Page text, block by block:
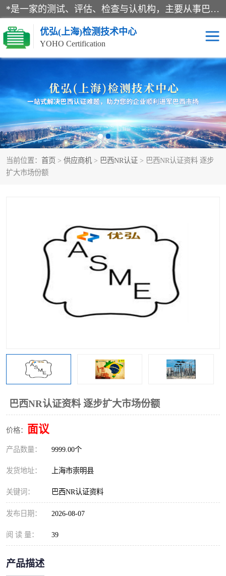
*是一家的测试、评估、检查与认机构，主要从事巴西NR10认证、NR12认证、NR13认证；ANATEL认证、INMTRO认证，欧盟CE认证：MD认证，PED认证，MID认证，ATEX认证，德国蓝色天使认证。
优弘(上海)检测技术中心
YOHO Certification
当前位置： 首页 > 供应商机 > 巴西NR认证 > 巴西NR认证资料 逐步
扩大市场份额
巴西NR认证资料 逐步扩大市场份额
价格： 面议
产品数量： 9999.00个
发货地址： 上海市崇明县
关键词： 巴西NR认证资料
发布日期： 2026-08-07
阅 读 量： 39
产品描述
RECYCLASS认证 NR10认证
NR12认证 NR13认证
ART认证 巴西NR认证
巴西认证 RETIE认证